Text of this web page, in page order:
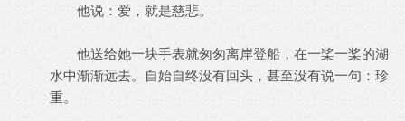
他说：爱，就是慈悲。
他送给她一块手表就匆匆离岸登船，在一桨一桨的湖
水中渐渐远去。自始自终没有回头，甚至没有说一句：珍
重。